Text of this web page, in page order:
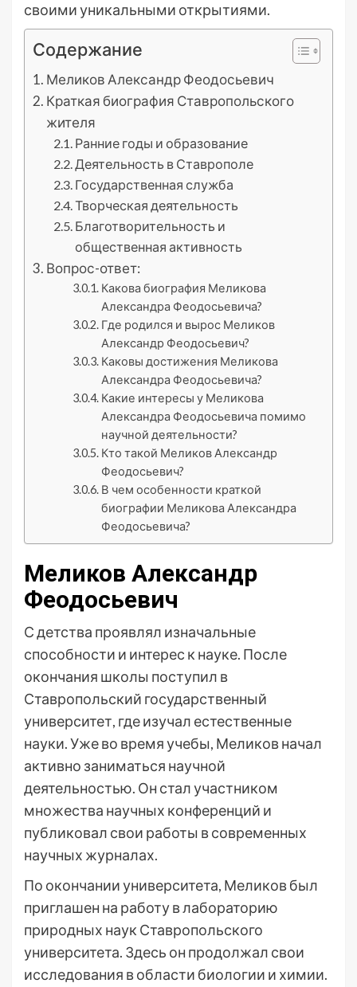
своими уникальными открытиями.
Содержание
Меликов Александр Феодосьевич
Краткая биография Ставропольского
жителя
Ранние годы и образование
Деятельность в Ставрополе
Государственная служба
Творческая деятельность
Благотворительность и
общественная активность
Вопрос-ответ:
Какова биография Меликова
Александра Феодосьевича?
Где родился и вырос Меликов
Александр Феодосьевич?
Каковы достижения Меликова
Александра Феодосьевича?
Какие интересы у Меликова
Александра Феодосьевича помимо
научной деятельности?
Кто такой Меликов Александр
Феодосьевич?
В чем особенности краткой
биографии Меликова Александра
Феодосьевича?
Меликов Александр
Феодосьевич
С детства проявлял изначальные
способности и интерес к науке. После
окончания школы поступил в
Ставропольский государственный
университет, где изучал естественные
науки. Уже во время учебы, Меликов начал
активно заниматься научной
деятельностью. Он стал участником
множества научных конференций и
публиковал свои работы в современных
научных журналах.
По окончании университета, Меликов был
приглашен на работу в лабораторию
природных наук Ставропольского
университета. Здесь он продолжал свои
исследования в области биологии и химии.